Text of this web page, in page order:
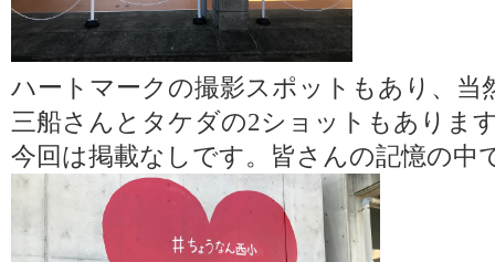
ハートマークの撮影スポットもあり、当
三船さんとタケダの2ショットもありま
今回は掲載なしです。皆さんの記憶の中